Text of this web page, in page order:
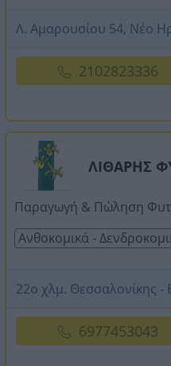
Λ. Αμαρουσίου 54, Νέο
2102823336
ΛΙΘΑΡΗΣ
Παραγωγή & Πώληση
Ανθοκομικά -
22ο χλμ. Θεσσαλονίκης -
6977453043